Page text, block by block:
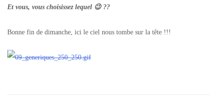
Et vous, vous choisissez lequel 😉 ??
Bonne fin de dimanche, ici le ciel nous tombe sur la tête !!!